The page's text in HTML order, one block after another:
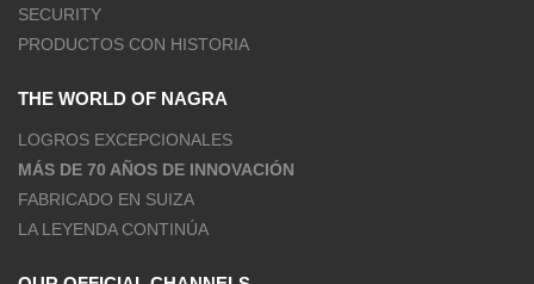
SECURITY
PRODUCTOS CON HISTORIA
THE WORLD OF NAGRA
LOGROS EXCEPCIONALES
MÁS DE 70 AÑOS DE INNOVACIÓN
FABRICADO EN SUIZA
LA LEYENDA CONTINÚA